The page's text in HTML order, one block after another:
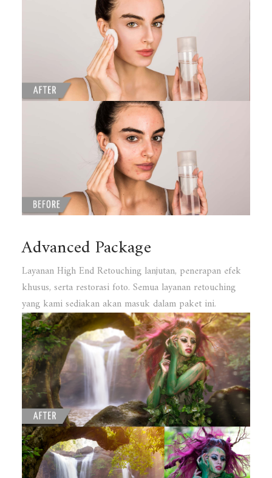
Advanced Package
Layanan High End Retouching lanjutan, penerapan efek
khusus, serta restorasi foto. Semua layanan retouching
yang kami sediakan akan masuk dalam paket ini.